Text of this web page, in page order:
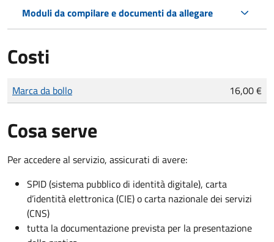
Moduli da compilare e documenti da allegare
Costi
Tipo di pagamento
Importo
Marca da bollo 16,00 €
Cosa serve
Per accedere al servizio, assicurati di avere:
SPID (sistema pubblico di identità digitale), carta
d’identità elettronica (CIE) o carta nazionale dei servizi
(CNS)
tutta la documentazione prevista per la presentazione